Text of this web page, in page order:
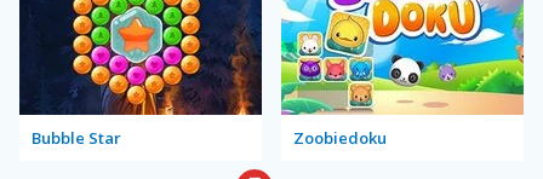
Bubble Star Zoobiedoku